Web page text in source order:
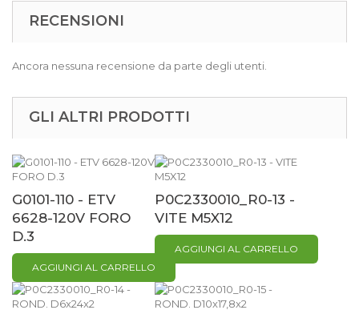
RECENSIONI
Ancora nessuna recensione da parte degli utenti.
GLI ALTRI PRODOTTI
G0101-110 - ETV
6628-120V FORO
D.3
AGGIUNGI AL CARRELLO
P0C2330010_R0-13 -
VITE M5X12
AGGIUNGI AL CARRELLO